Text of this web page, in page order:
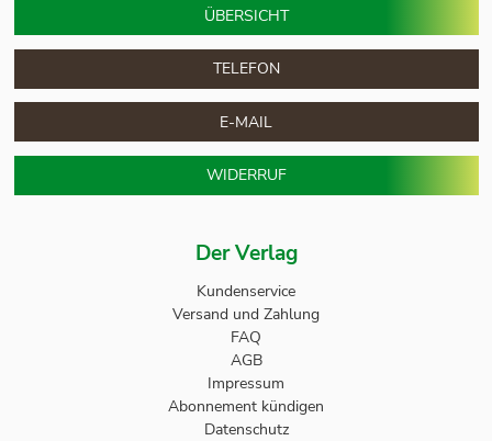
Der Verlag
Kundenservice
Versand und Zahlung
FAQ
AGB
Impressum
Abonnement kündigen
Datenschutz
ÜBERSICHT
TELEFON
E-MAIL
WIDERRUF